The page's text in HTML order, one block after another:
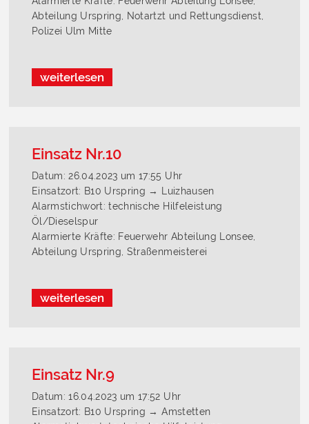
Abteilung Urspring, Notartzt und Rettungsdienst,
Polizei Ulm Mitte
weiterlesen
Einsatz Nr.10
Datum: 26.04.2023 um 17:55 Uhr
Einsatzort: B10 Urspring → Luizhausen
Alarmstichwort: technische Hilfeleistung
Öl/Dieselspur
Alarmierte Kräfte: Feuerwehr Abteilung Lonsee,
Abteilung Urspring, Straßenmeisterei
weiterlesen
Einsatz Nr.9
Datum: 16.04.2023 um 17:52 Uhr
Einsatzort: B10 Urspring → Amstetten